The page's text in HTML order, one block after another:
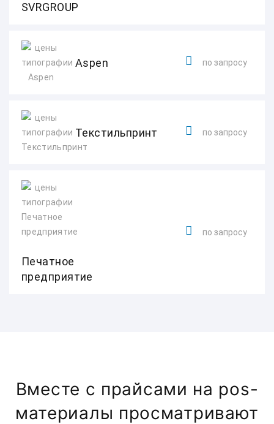
SVRGROUP
Aspen по запросу
Текстильпринт по запросу
Печатное
предприятие
по запросу
Вместе с прайсами на pos-
материалы просматривают